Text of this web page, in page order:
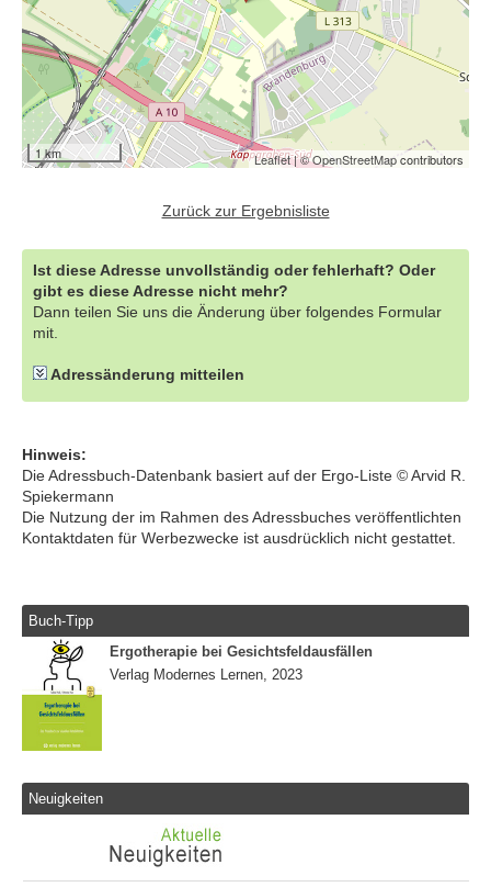
1 km Leaflet| ©OpenStreetMapcontributors
Zurück zur Ergebnisliste
Ist diese Adresse unvollständig oder fehlerhaft? Oder
gibt es diese Adresse nicht mehr?
Dann teilen Sie uns die Änderung über folgendes Formular
mit.
Adressänderung mitteilen
Hinweis:
Die Adressbuch-Datenbank basiert auf der Ergo-Liste © Arvid R.
Spiekermann
Die Nutzung der im Rahmen des Adressbuches veröffentlichten
Kontaktdaten für Werbezwecke ist ausdrücklich nicht gestattet.
Buch-Tipp
Ergotherapie bei Gesichtsfeldausfällen
Verlag Modernes Lernen, 2023
Neuigkeiten